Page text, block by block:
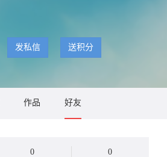
发私信 送积分
作品 好友
0
0